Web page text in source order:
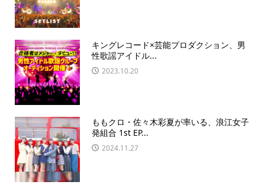
キングレコード×芸能プロダクション、男
性歌謡アイドル...
2023.10.20
ももクロ・佐々木彩夏が率いる、浪江女子
発組合 1st EP...
2024.11.27